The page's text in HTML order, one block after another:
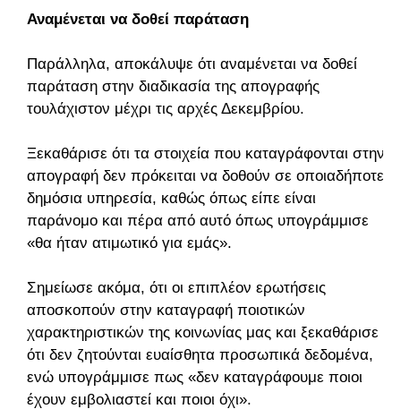
Αναμένεται να δοθεί παράταση
Παράλληλα, αποκάλυψε ότι αναμένεται να δοθεί
παράταση στην διαδικασία της απογραφής
τουλάχιστον μέχρι τις αρχές Δεκεμβρίου.
Ξεκαθάρισε ότι τα στοιχεία που καταγράφονται στην
απογραφή δεν πρόκειται να δοθούν σε οποιαδήποτε
δημόσια υπηρεσία, καθώς όπως είπε είναι
παράνομο και πέρα από αυτό όπως υπογράμμισε
«θα ήταν ατιμωτικό για εμάς».
Σημείωσε ακόμα, ότι οι επιπλέον ερωτήσεις
αποσκοπούν στην καταγραφή ποιοτικών
χαρακτηριστικών της κοινωνίας μας και ξεκαθάρισε
ότι δεν ζητούνται ευαίσθητα προσωπικά δεδομένα,
ενώ υπογράμμισε πως «δεν καταγράφουμε ποιοι
έχουν εμβολιαστεί και ποιοι όχι».